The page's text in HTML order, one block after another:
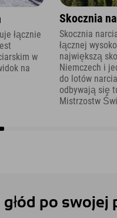
łącznie
w
na
Skocznia
Skocznia
łącznej
największą
Niemczech i
do lotów
odbywają się
Mistrzostw
po swojej